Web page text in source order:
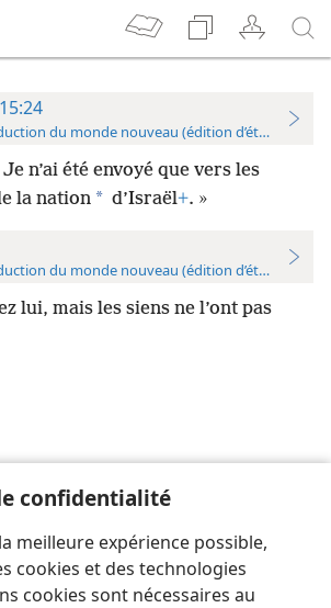
confidentialité
meilleure expérience possible,
cookies et des technologies
cookies sont nécessaires au
du monde nouveau (édition d’étude)
n’ai été envoyé que vers les
la nation * d’Israël+. »
du monde nouveau (édition d’étude)
lui, mais les siens ne l’ont pas